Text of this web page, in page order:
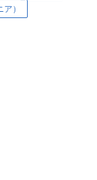
）